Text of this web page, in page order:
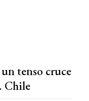
tenso cruce
Chile